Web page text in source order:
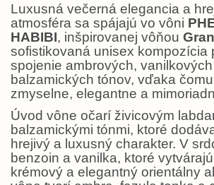
Luxusná večerná elegancia a
atmosféra sa spájajú vo vôni
HABIBI, inšpirovanej vôňou
sofistikovaná unisex kompozícia
spojenie ambrových,
balzamických tónov, vďaka
zmyselne, elegantne a
Úvod vône očarí živicovým
balzamickými tónmi, ktoré
hrejivý a luxusný charakter. V
benzoin a vanilka, ktoré
krémový a elegantný orientálny